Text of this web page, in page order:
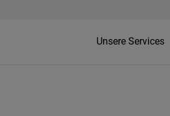
Unsere Services